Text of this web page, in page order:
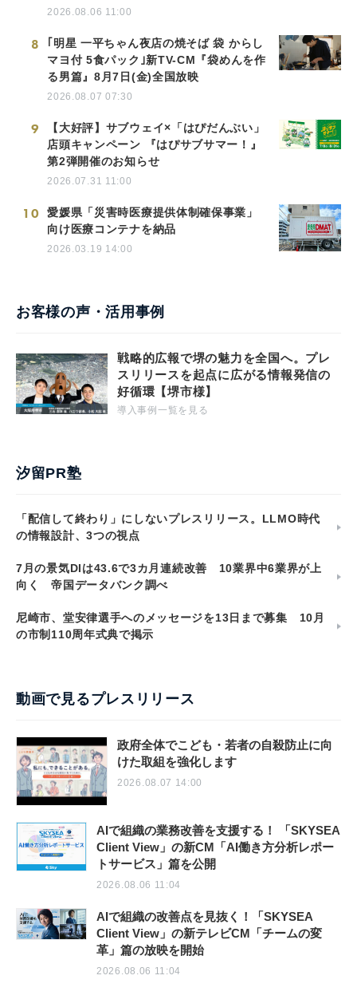
2026.08.06 11:00
8
｢明星 一平ちゃん夜店の焼そば 袋 からし
マヨ付 5食パック｣新TV-CM『袋めんを作
る男篇』8月7日(金)全国放映
2026.08.07 07:30
9
【大好評】サブウェイ×「はぴだんぶい」
店頭キャンペーン 『はぴサブサマー！』
第2弾開催のお知らせ
2026.07.31 11:00
10
愛媛県「災害時医療提供体制確保事業」
向け医療コンテナを納品
2026.03.19 14:00
お客様の声・活用事例
戦略的広報で堺の魅力を全国へ。プレ
スリリースを起点に広がる情報発信の
好循環【堺市様】
導入事例一覧を見る
汐留PR塾
「配信して終わり」にしないプレスリリース。LLMO時代
の情報設計、3つの視点
7月の景気DIは43.6で3カ月連続改善 10業界中6業界が上
向く 帝国データバンク調べ
尼崎市、堂安律選手へのメッセージを13日まで募集 10月
の市制110周年式典で掲示
動画で見るプレスリリース
政府全体でこども・若者の自殺防止に向
けた取組を強化します
2026.08.07 14:00
AIで組織の業務改善を支援する！ 「SKYSEA
Client View」の新CM「AI働き方分析レポー
トサービス」篇を公開
2026.08.06 11:04
AIで組織の改善点を見抜く！「SKYSEA
Client View」の新テレビCM「チームの変
革」篇の放映を開始
2026.08.06 11:04